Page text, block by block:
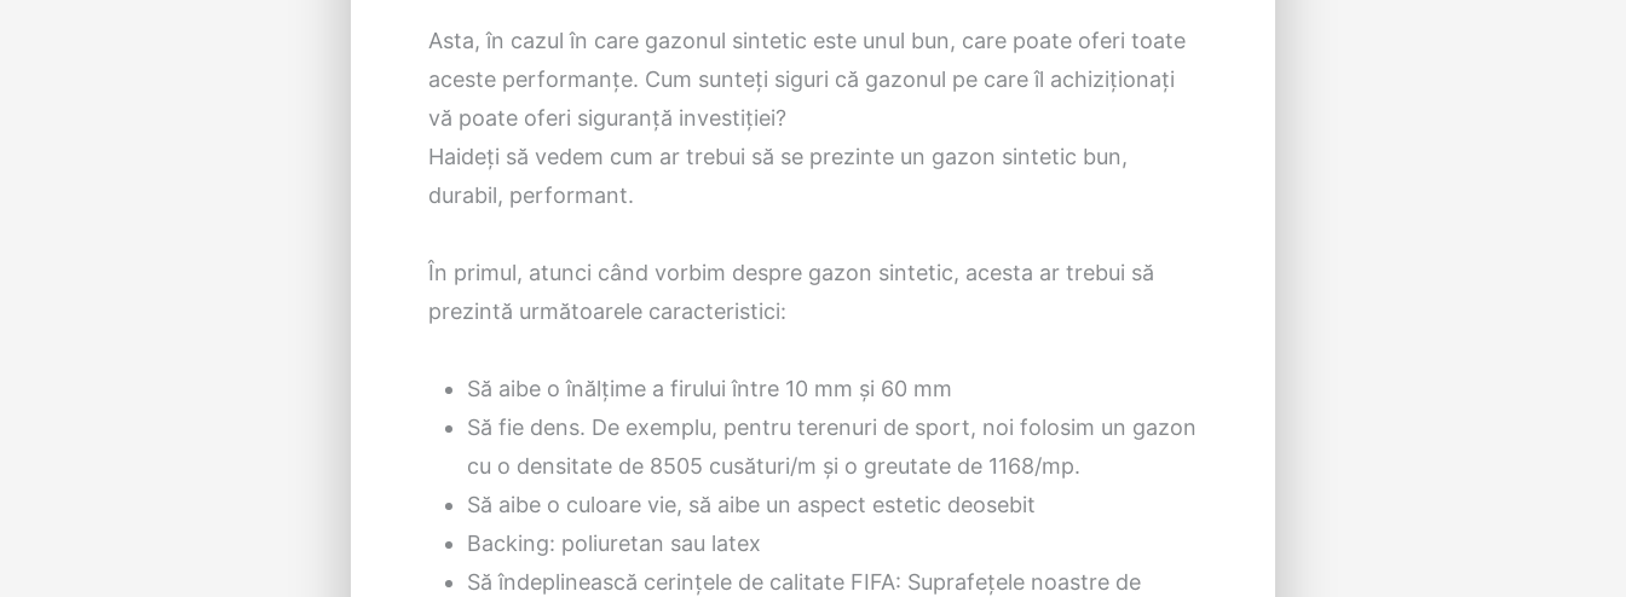
Asta, în cazul în care gazonul sintetic este unul bun, care poate oferi toate
aceste performanțe. Cum sunteți siguri că gazonul pe care îl achiziționați
vă poate oferi siguranță investiției?
Haideți să vedem cum ar trebui să se prezinte un gazon sintetic bun,
durabil, performant.
În primul, atunci când vorbim despre gazon sintetic, acesta ar trebui să
prezintă următoarele caracteristici:
Să aibe o înălțime a firului între 10 mm și 60 mm
Să fie dens. De exemplu, pentru terenuri de sport, noi folosim un gazon
cu o densitate de 8505 cusături/m și o greutate de 1168/mp.
Să aibe o culoare vie, să aibe un aspect estetic deosebit
Backing: poliuretan sau latex
Să îndeplinească cerințele de calitate FIFA: Suprafețele noastre de